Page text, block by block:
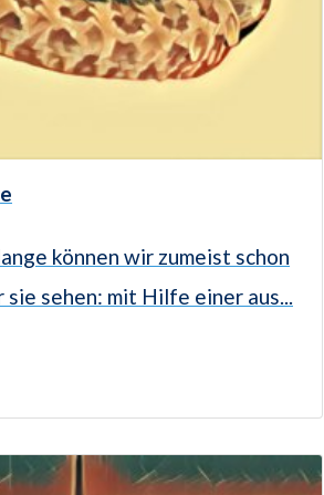
können wir zumeist schon
sie sehen: mit Hilfe einer aus...